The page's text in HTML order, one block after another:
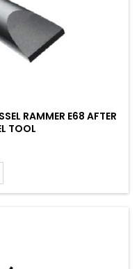
RAMMER E68 AFTER M
TOOL